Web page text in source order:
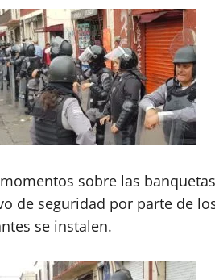
sobre las
de seguridad por parte de
se instalen.